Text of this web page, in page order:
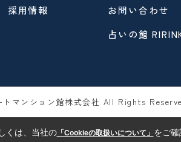
採用情報
お問い合わせ
占いの館
マンション館株式会社 All Rights
くは、当社の「Cookieの取扱いについて」 をご確